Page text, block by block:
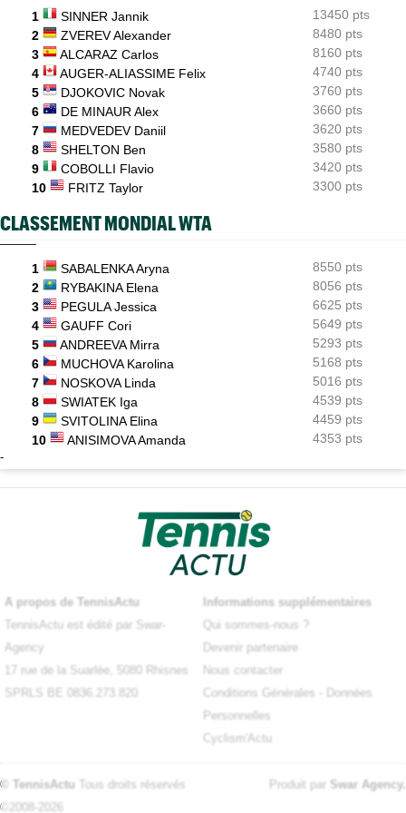
Luca Van Assche : "Je peux être performant tout au long de
l’année"
1 SINNER Jannik
13450 pts
2
ZVEREV Alexander
8480 pts
3
ALCARAZ Carlos
8160 pts
4
AUGER-ALIASSIME Felix
4740 pts
5
DJOKOVIC Novak
3760 pts
6
DE MINAUR Alex
3660 pts
7
MEDVEDEV Daniil
3620 pts
8
SHELTON Ben
3580 pts
9
COBOLLI Flavio
3420 pts
10
FRITZ Taylor 3300 pts
CLASSEMENT MONDIAL WTA
1 SABALENKA Aryna
8550 pts
2
RYBAKINA Elena
8056 pts
3
PEGULA Jessica
6625 pts
4
GAUFF Cori
5649 pts
5
ANDREEVA Mirra
5293 pts
6
MUCHOVA Karolina
5168 pts
7
NOSKOVA Linda
5016 pts
8
SWIATEK Iga
4539 pts
9
SVITOLINA Elina
4459 pts
10
ANISIMOVA Amanda 4353 pts
-
A propos de TennisActu
TennisActu est édité par Swar-
Agency
17 rue de la Suarlée, 5080 Rhisnes
SPRLS BE 0836.273.820
Informations supplémentaires
Qui sommes-nous ?
Devenir partenaire
Nous contacter
Conditions Générales
Données
Personnelles
Cyclism'Actu
© TennisActu Tous droits réservés
©2008-2026
Produit par Swar Agency.